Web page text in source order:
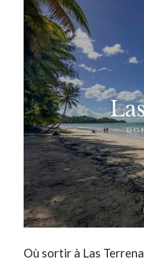
Où sortir à Las